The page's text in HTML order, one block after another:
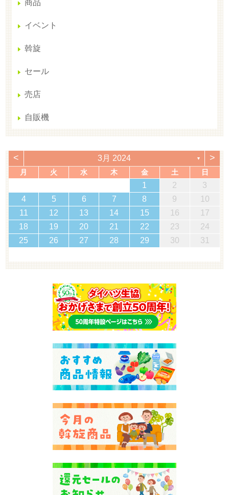
商品
イベント
斡旋
セール
売店
自販機
< 3月 2024 ▼ >
月 火 水 木 金 土 日
1 2
3
4
5 6 7 8 9
10
11
12 13 14 15 16
17
18
19 20 21 22 23
24
25
26 27 28 29 30 31